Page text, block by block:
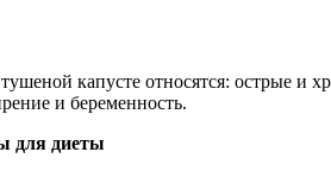
капусте относятся: острые и
и беременность.
для диеты